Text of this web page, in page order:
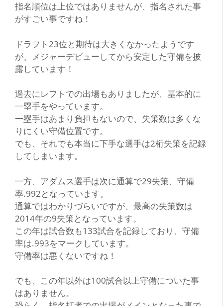
指名順位は上位ではありませんが、指名された事
がすごい事ですね！
ドラフト23位と期待は大きくなかったようです
が、メジャーデビューしてから安定した守備を披
露しています！
過去にレフトでの出場もありましたが、基本的に
一塁手をやっています。
一塁手はあまり負担もないので、失策数は多くな
りにくい守備位置です。
でも、それでも本当に下手な選手は2桁失策を記録
してしまいます。
一方、アダムス選手は次に通算で29失策、守備
率.992となっています。
通算ではわかりづらいですが、最高の失策数は
2014年の9失策となっています。
この年は試合数も133試合を記録しており、守備
率は.993をマークしています。
守備率は悪くないですね！
でも、この年以外は100試合以上守備についた事
はありません。